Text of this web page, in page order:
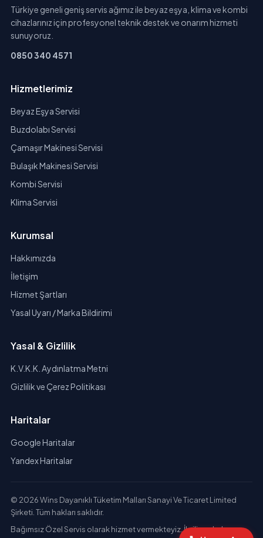
Türkiye geneli geniş servis ağımız ile beyaz eşya, klima ve kombi
cihazlarınız için profesyonel teknik destek ve onarım hizmeti
sunuyoruz.
0850 340 4571
Hizmetlerimiz
Beyaz Eşya Servisi
Buzdolabı Servisi
Çamaşır Makinesi Servisi
Bulaşık Makinesi Servisi
Kombi Servisi
Klima Servisi
Kurumsal
Hakkımızda
İletişim
Hizmet Şartları
Yasal Uyarı / Marka Bildirimi
Yasal & Gizlilik
K.V.K.K. Aydınlatma Metni
Gizlilik ve Çerez Politikası
Haritalar
Google Haritalar
Yandex Haritalar
© 2026 Wins Dayanıklı Tüketim Malları Sanayi Ve Ticaret Limited
Şirketi. Tüm hakları saklıdır.
Bağımsız Özel Servis olarak hizmet vermekteyiz. İlgili markaların